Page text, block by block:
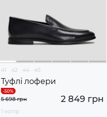
41 42 44 45
Туфлі лофери
2 849 грн
5 698 грн
1 колір